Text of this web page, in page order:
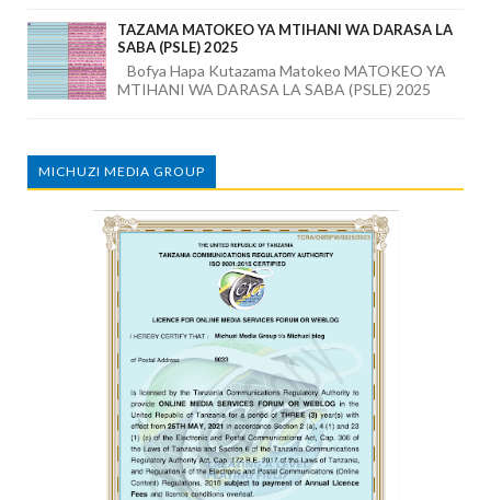
TAZAMA MATOKEO YA MTIHANI WA DARASA LA
SABA (PSLE) 2025
Bofya Hapa Kutazama Matokeo MATOKEO YA
MTIHANI WA DARASA LA SABA (PSLE) 2025
MICHUZI MEDIA GROUP